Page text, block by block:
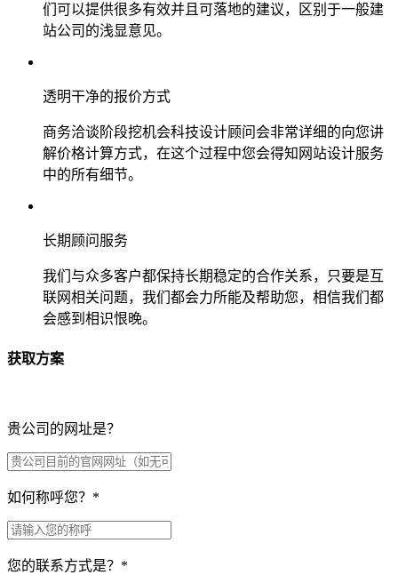
们可以提供很多有效并且可落地的建议，区别于一般建
站公司的浅显意见。
透明干净的报价方式
商务洽谈阶段挖机会科技设计顾问会非常详细的向您讲
解价格计算方式，在这个过程中您会得知网站设计服务
中的所有细节。
长期顾问服务
我们与众多客户都保持长期稳定的合作关系，只要是互
联网相关问题，我们都会力所能及帮助您，相信我们都
会感到相识恨晚。
获取方案
贵公司的网址是？
如何称呼您？ *
您的联系方式是？ *